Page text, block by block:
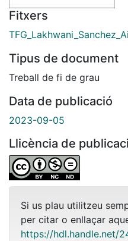
Fitxers
Tipus de document
Treball de fi de grau
Data de publicació
2023-09-05
Llicència de
Si us plau utilitzeu
per citar o enllaçar
https://hdl.handle.net/